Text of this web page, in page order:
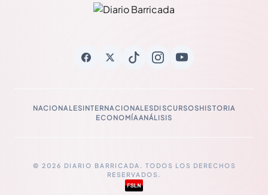
NACIONALESINTERNACIONALESDISCURSOSHISTORIA
ECONOMÍAANÁLISIS
© 2026 DIARIO BARRICADA. TODOS LOS DERECHOS
RESERVADOS.